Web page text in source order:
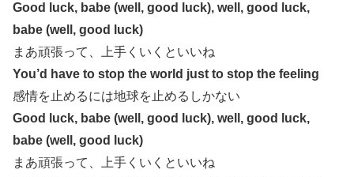
Good luck, babe (well, good luck), well, good luck,
babe (well, good luck)
まあ頑張って、上手くいくといいね
You’d have to stop the world just to stop the feeling
感情を止めるには地球を止めるしかない
Good luck, babe (well, good luck), well, good luck,
babe (well, good luck)
まあ頑張って、上手くいくといいね